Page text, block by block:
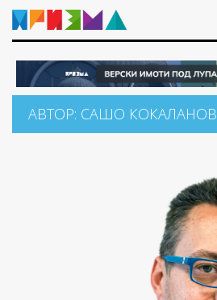
АВТОР: САШО КОКАЛАНОВ